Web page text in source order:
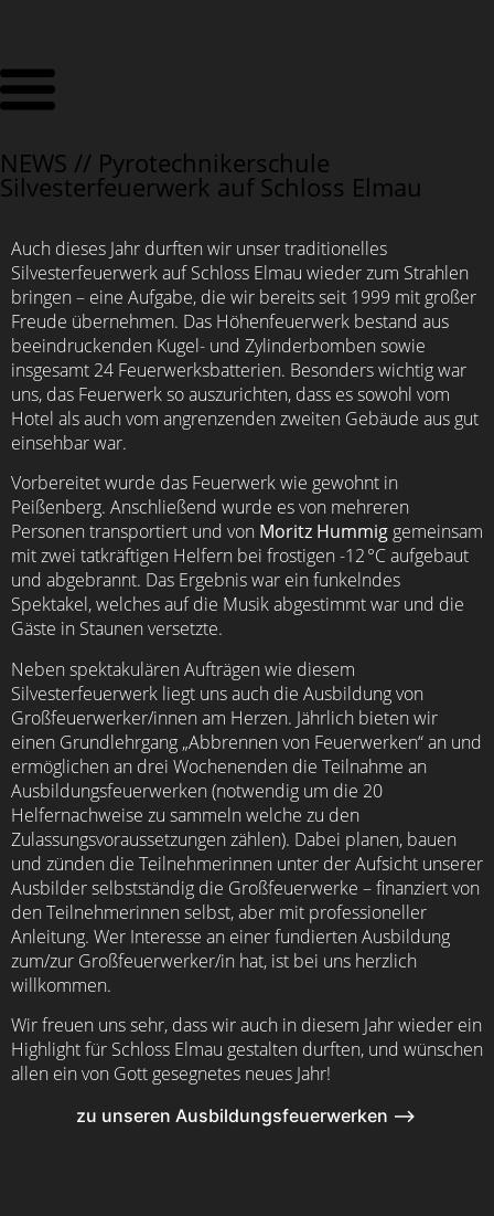
NEWS // Pyrotechnikerschule
Silvesterfeuerwerk auf Schloss Elmau
Auch dieses Jahr durften wir unser traditionelles
Silvesterfeuerwerk auf Schloss Elmau wieder zum Strahlen
bringen – eine Aufgabe, die wir bereits seit 1999 mit großer
Freude übernehmen. Das Höhenfeuerwerk bestand aus
beeindruckenden Kugel- und Zylinderbomben sowie
insgesamt 24 Feuerwerksbatterien. Besonders wichtig war
uns, das Feuerwerk so auszurichten, dass es sowohl vom
Hotel als auch vom angrenzenden zweiten Gebäude aus gut
einsehbar war.
Vorbereitet wurde das Feuerwerk wie gewohnt in
Peißenberg. Anschließend wurde es von mehreren
Personen transportiert und von Moritz Hummig gemeinsam
mit zwei tatkräftigen Helfern bei frostigen -12 °C aufgebaut
und abgebrannt. Das Ergebnis war ein funkelndes
Spektakel, welches auf die Musik abgestimmt war und die
Gäste in Staunen versetzte.
Neben spektakulären Aufträgen wie diesem
Silvesterfeuerwerk liegt uns auch die Ausbildung von
Großfeuerwerker/innen am Herzen. Jährlich bieten wir
einen Grundlehrgang „Abbrennen von Feuerwerken“ an und
ermöglichen an drei Wochenenden die Teilnahme an
Ausbildungsfeuerwerken (notwendig um die 20
Helfernachweise zu sammeln welche zu den
Zulassungsvoraussetzungen zählen). Dabei planen, bauen
und zünden die Teilnehmerinnen unter der Aufsicht unserer
Ausbilder selbstständig die Großfeuerwerke – finanziert von
den Teilnehmerinnen selbst, aber mit professioneller
Anleitung. Wer Interesse an einer fundierten Ausbildung
zum/zur Großfeuerwerker/in hat, ist bei uns herzlich
willkommen.
Wir freuen uns sehr, dass wir auch in diesem Jahr wieder ein
Highlight für Schloss Elmau gestalten durften, und wünschen
allen ein von Gott gesegnetes neues Jahr!
zu unseren Ausbildungsfeuerwerken ⟶